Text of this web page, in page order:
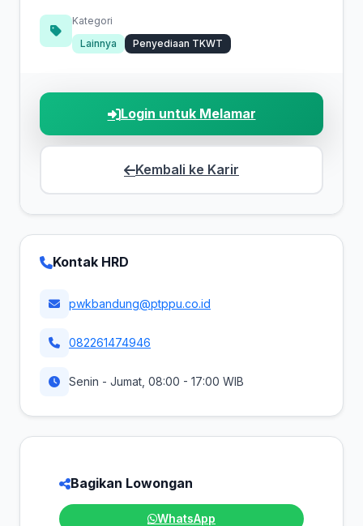
Kategori
Lainnya
Penyediaan TKWT
Login untuk Melamar
Kembali ke Karir
Kontak HRD
pwkbandung@ptppu.co.id
082261474946
Senin - Jumat, 08:00 - 17:00 WIB
Bagikan Lowongan
WhatsApp